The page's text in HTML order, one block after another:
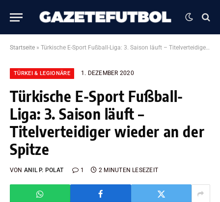
Startseite » Türkische E-Sport Fußball-Liga: 3. Saison läuft – Titelverteidiger wieder an der Spitze
TÜRKEI & LEGIONÄRE 1. DEZEMBER 2020
Türkische E-Sport Fußball-
Liga: 3. Saison läuft –
Titelverteidiger wieder an der
Spitze
VON ANIL P. POLAT 1 2 MINUTEN LESEZEIT